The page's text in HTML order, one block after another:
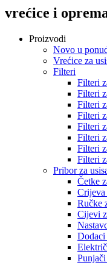
vrećice i
Proizvodi
Novo u
Vrećice za
Filteri
Filteri
Filteri
Filteri
Filteri
Filteri
Filteri
Filteri
Filteri
Pribor za
Četke
Crijeva
Ručke
Cijevi
Dodaci
Punjači